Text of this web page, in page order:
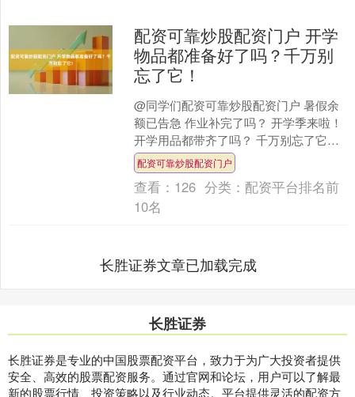
配资可靠炒股配资门户 开学
物品都准备好了吗？千万别
忘了它！
@同学们配资可靠炒股配资门户 暑假余
额已告急 作业补完了吗？ 开学季来啦！
开学用品都带齐了吗？ 千万别忘了它！
↓↓↓ 新学期即将到来 孩子们在上下学路
上、校园....
配资可靠炒股配资门户
查看： 126 分类： 配资平台排名前
10名
长胜证券文章已加载完成
长胜证券
长胜证券是专业的中国股票配资平台，致力于为广大投资者提供
安全、高效的股票配资服务。通过官网和论坛，用户可以了解最
新的股票行情、投资策略以及行业动态。平台提供灵活的配资方